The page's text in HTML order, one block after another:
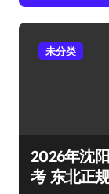
未分类
2026年沈
考 东北正